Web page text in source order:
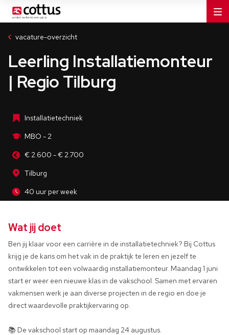
vacature-overzicht
Leerling Installatiemonteur
| Regio Tilburg
Installatietechniek
MBO - 2
€ 2.600 - € 2.700
Tilburg
40 uur per week
MBO - 2
Tilburg
40 uur per week
Wat jij doet
Ben jij klaar voor een carrière in de installatietechniek? Bij Cottus
krijg je de kans om het vak in de praktijk te leren en jezelf te
ontwikkelen tot een volwaardig installatiemonteur. Maandag 1 juni
start er weer een nieuwe klas in de vakschool. Samen met ervaren
vakmensen werk je aan diverse projecten in de regio en doe je
direct waardevolle praktijkervaring op.
📚 De vakschool start op maandag 24 augustus.